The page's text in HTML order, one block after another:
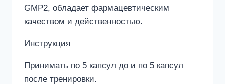
GMP2, обладает фармацевтическим
качеством и действенностью.
Инструкция
Принимать по 5 капсул до и по 5 капсул
после тренировки.